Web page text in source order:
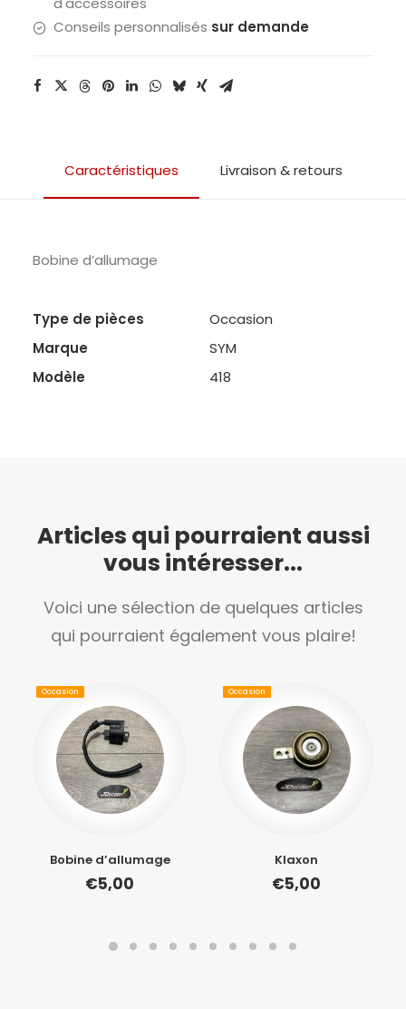
Conseils personnalisés sur demande
Caractéristiques Livraison & retours
Bobine d’allumage
Type de pièces
Occasion
Marque
SYM
Modèle
418
Articles qui pourraient aussi
vous intéresser...
Voici une sélection de quelques articles
qui pourraient également vous plaire!
Bobine d’allumage
€5,00
Occasion
Klaxon
€5,00
Occasion